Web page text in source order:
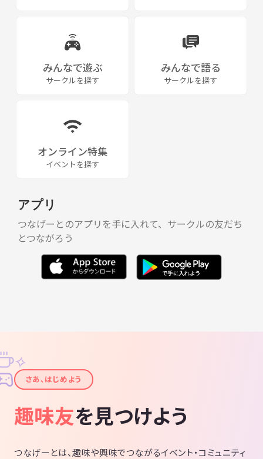
みんなで遊ぶ
サークルを探す
みんなで語る
サークルを探す
オンライン特集
イベントを探す
アプリ
つなげーとのアプリを手に入れて、サークルの友だち
とつながろう
✦
✧
さあ、はじめよう
趣味友を見つけよう
つなげーとは、趣味や興味でつながるイベント・コミュニティ